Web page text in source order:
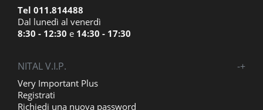
Tel 011.814488
Dal lunedì al venerdì
8:30 - 12:30 e 14:30 - 17:30
NITAL V.I.P. +
-
Very Important Plus
Registrati
Richiedi una nuova password